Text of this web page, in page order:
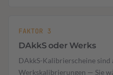
FAKTOR 3
DAkkS oder Werks
DAkkS-Kalibrierscheine sind
Werkskalibrierungen — Sie